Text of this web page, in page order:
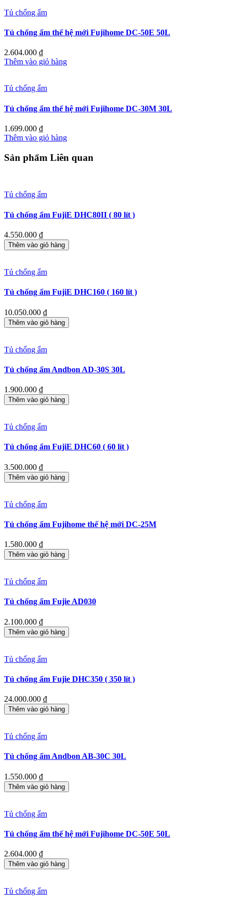
Tủ chống ẩm
Tủ chống ẩm thế hệ mới Fujihome DC-50E 50L
2.604.000 ₫
Thêm vào giỏ hàng
Tủ chống ẩm
Tủ chống ẩm thế hệ mới Fujihome DC-30M 30L
1.699.000 ₫
Thêm vào giỏ hàng
Sản phẩm Liên quan
Tủ chống ẩm
Tủ chống ẩm FujiE DHC80II ( 80 lít )
4.550.000 ₫
Thêm vào giỏ hàng
Tủ chống ẩm
Tủ chống ẩm FujiE DHC160 ( 160 lít )
10.050.000 ₫
Thêm vào giỏ hàng
Tủ chống ẩm
Tủ chống ẩm Andbon AD-30S 30L
1.900.000 ₫
Thêm vào giỏ hàng
Tủ chống ẩm
Tủ chống ẩm FujiE DHC60 ( 60 lít )
3.500.000 ₫
Thêm vào giỏ hàng
Tủ chống ẩm
Tủ chống ẩm Fujihome thế hệ mới DC-25M
1.580.000 ₫
Thêm vào giỏ hàng
Tủ chống ẩm
Tủ chống ẩm Fujie AD030
2.100.000 ₫
Thêm vào giỏ hàng
Tủ chống ẩm
Tủ chống ẩm Fujie DHC350 ( 350 lít )
24.000.000 ₫
Thêm vào giỏ hàng
Tủ chống ẩm
Tủ chống ẩm Andbon AB-30C 30L
1.550.000 ₫
Thêm vào giỏ hàng
Tủ chống ẩm
Tủ chống ẩm thế hệ mới Fujihome DC-50E 50L
2.604.000 ₫
Thêm vào giỏ hàng
Tủ chống ẩm